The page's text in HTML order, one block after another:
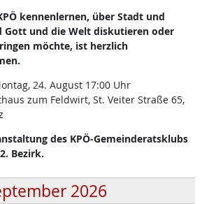
kennenlernen, über Stadt und
Gott und die Welt diskutieren oder
möchte, ist herzlich
24. August 17:00 Uhr
zum Feldwirt, St. Veiter Straße 65,
des KPÖ-Gemeinderatsklubs
Bezirk.
2026